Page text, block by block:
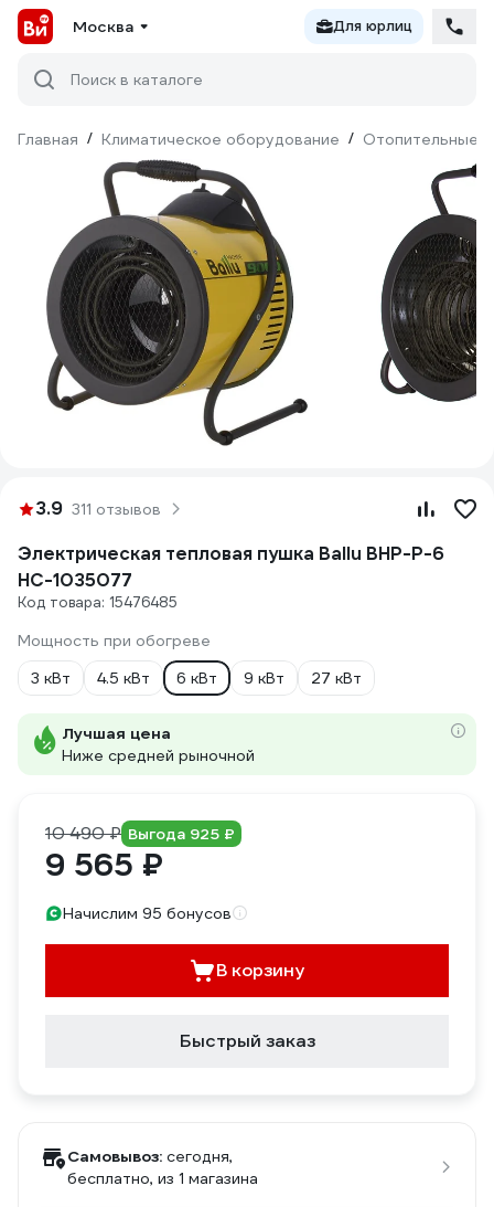
Москва Для юрлиц
Поиск в каталоге
Главная / Климатическое оборудование / Отопительные
3.9 311 отзывов
Электрическая тепловая пушка Ballu BHP-P-6
НС-1035077
Код товара: 15476485
Мощность при обогреве
3 кВт
4.5 кВт 6 кВт 9 кВт 27 кВт
Лучшая цена
Ниже средней рыночной
10 490 ₽ Выгода 925 ₽
9 565 ₽
Начислим 95 бонусов
В корзину
Быстрый заказ
Самовывоз: сегодня,
бесплатно, из 1 магазина